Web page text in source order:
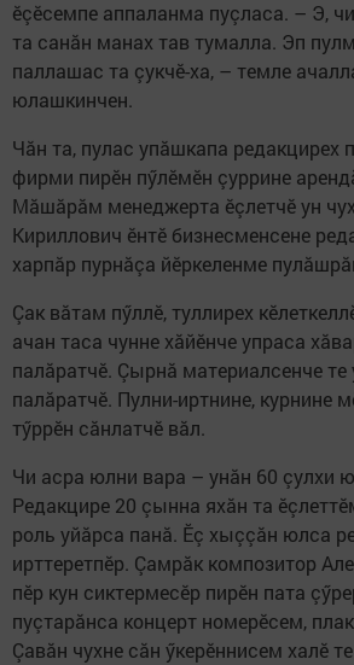
ӗçӗсемпе аппаланма пуçласа. – Э,
та санăн манах тав тумалла. Эп
паллашас та çукчӗ-ха, – темле
юлашкинчен.
Чăн та, пулас упăшкапа редакцирех
фирми пирӗн пӳлӗмӗн çуррине
Мăшăрăм менеджерта ӗçлетчӗ ун
Кириллович ӗнтӗ бизнесменсене
харпăр пурнăçа йӗркеленме
Çак вăтам пӳллӗ, туллирех
ачан таса чунне хăйӗнче упраса
палăратчӗ. Çырнă материалсенче те
палăратчӗ. Пулни-иртнине, курнине
тӳррӗн сăнлатчӗ вăл.
Чи асра юлни вара – унăн 60 çулхи
Редакцире 20 çынна яхăн та
роль уйăрса панă. Ӗç хыççăн юлса
ирттеретпӗр. Çамрăк композитор
пӗр кун сиктермесӗр пирӗн пата
пуçтарăнса концерт номерӗсем,
Çавăн чухне сăн ӳкерӗннисем халӗ